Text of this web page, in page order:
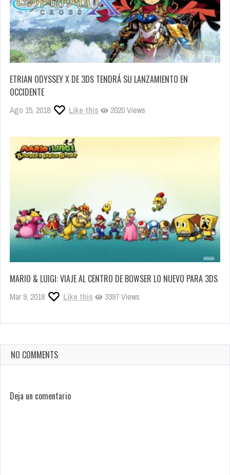
ETRIAN ODYSSEY X DE 3DS TENDRÁ SU LANZAMIENTO EN
OCCIDENTE
Ago 15, 2018 Like this 2020 Views
MARIO & LUIGI: VIAJE AL CENTRO DE BOWSER LO NUEVO PARA 3DS
Mar 9, 2018 Like this 3397 Views
NO COMMENTS
Deja un comentario